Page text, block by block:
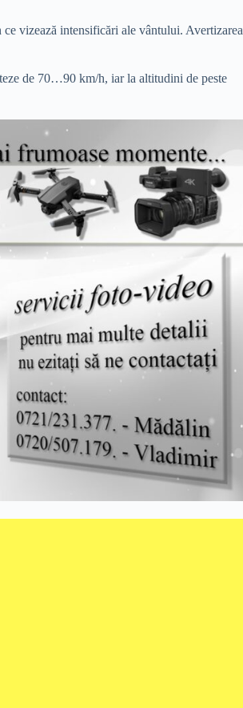
vizează intensificări ale vântului. Avertizarea
de 70…90 km/h, iar la altitudini de peste